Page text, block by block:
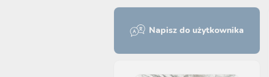
Napisz do użytkownika